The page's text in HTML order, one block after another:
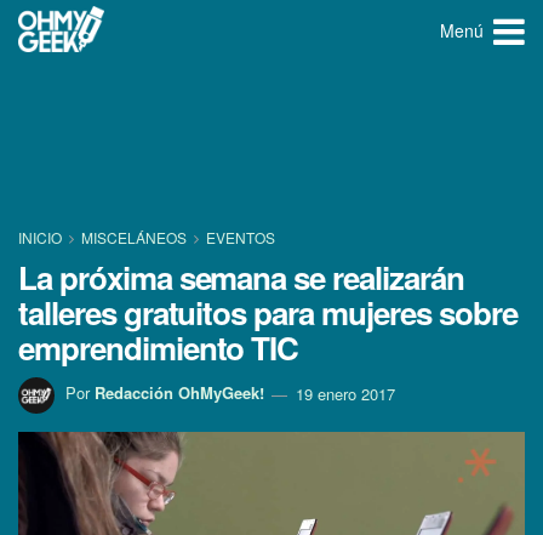
Menú
INICIO MISCELÁNEOS EVENTOS
La próxima semana se realizarán
talleres gratuitos para mujeres sobre
emprendimiento TIC
Por Redacción OhMyGeek! 19 enero 2017